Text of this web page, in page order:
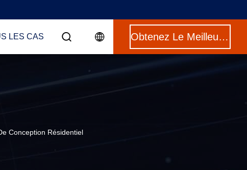
LES CAS Obtenez Le Meilleur Prix
Conception Résidentiel